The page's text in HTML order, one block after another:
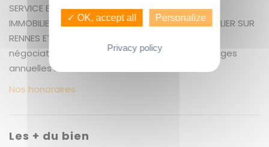
SERVICE EXCEPTIONNEL COMME VOUS ! GUENNO
IMMOBILIER : LE PLUS GRAND CHOIX DE BIEN IMMOBILIER SUR
RENNES ET ALENTOURS + 5.44 % honoraires de
négociation TTC. Copropriété de 200 lots. Charges
annuelles : 3190 euros.
Nos honoraires
Les + du bien
✓ OK, accept all Personalize
Privacy policy